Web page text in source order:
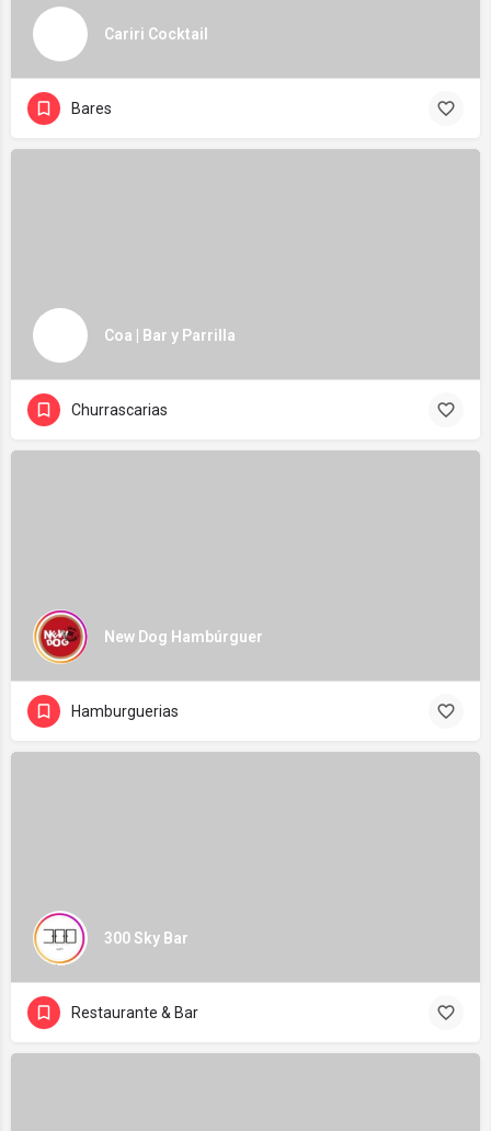
Cariri Cocktail
Bares
Coa | Bar y Parrilla
Churrascarias
New Dog Hambúrguer
Hamburguerias
300 Sky Bar
Restaurante & Bar